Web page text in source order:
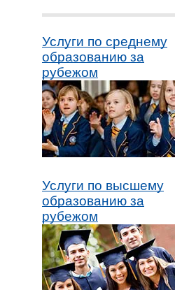
Услуги по среднему
образованию за
рубежом
Услуги по высшему
образованию за
рубежом